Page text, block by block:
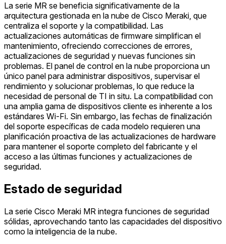
La serie MR se beneficia significativamente de la
arquitectura gestionada en la nube de Cisco Meraki, que
centraliza el soporte y la compatibilidad. Las
actualizaciones automáticas de firmware simplifican el
mantenimiento, ofreciendo correcciones de errores,
actualizaciones de seguridad y nuevas funciones sin
problemas. El panel de control en la nube proporciona un
único panel para administrar dispositivos, supervisar el
rendimiento y solucionar problemas, lo que reduce la
necesidad de personal de TI in situ. La compatibilidad con
una amplia gama de dispositivos cliente es inherente a los
estándares Wi-Fi. Sin embargo, las fechas de finalización
del soporte específicas de cada modelo requieren una
planificación proactiva de las actualizaciones de hardware
para mantener el soporte completo del fabricante y el
acceso a las últimas funciones y actualizaciones de
seguridad.
Estado de seguridad
La serie Cisco Meraki MR integra funciones de seguridad
sólidas, aprovechando tanto las capacidades del dispositivo
como la inteligencia de la nube.